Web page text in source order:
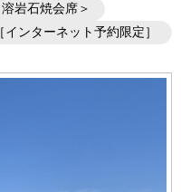
岩石焼会席＞
［インターネット予約限定］